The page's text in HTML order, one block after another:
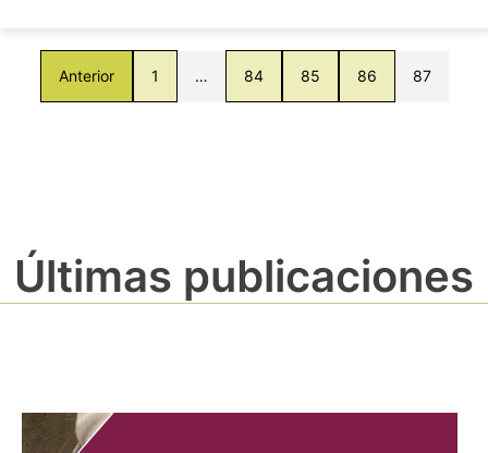
Anterior 1 … 84 85 86 87
Últimas publicaciones